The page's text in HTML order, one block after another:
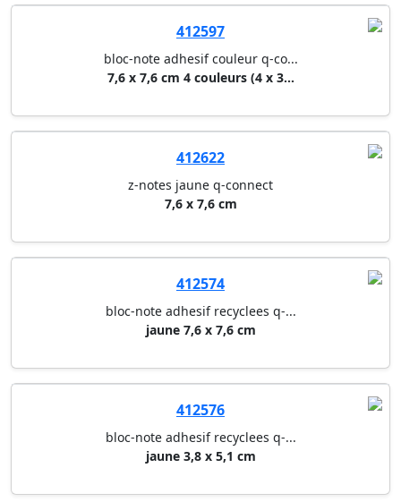
412597
bloc-note adhesif couleur q-co...
7,6 x 7,6 cm 4 couleurs (4 x 3...
412622
z-notes jaune q-connect
7,6 x 7,6 cm
412574
bloc-note adhesif recyclees q-...
jaune 7,6 x 7,6 cm
412576
bloc-note adhesif recyclees q-...
jaune 3,8 x 5,1 cm